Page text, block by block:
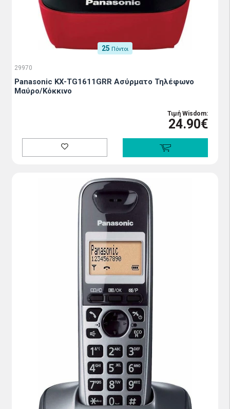
25 Πόντοι
29970
Panasonic KX-TG1611GRR Ασύρματο Τηλέφωνο
Μαύρο/Κόκκινο
Τιμή Wisdom:
24.90€